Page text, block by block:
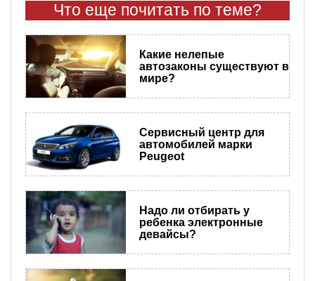
Что еще почитать по теме?
​Какие нелепые
автозаконы существуют в
мире?
Сервисный центр для
автомобилей марки
Peugeot
Надо ли отбирать у
ребенка электронные
девайсы?